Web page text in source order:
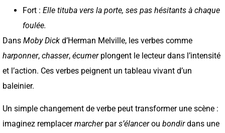
Fort : Elle tituba vers la porte, ses pas hésitants à chaque
foulée.
Dans Moby Dick d’Herman Melville, les verbes comme
harponner, chasser, écumerplongent le lecteur dans l’intensité
et l’action. Ces verbes peignent un tableau vivant d’un
baleinier.
Un simple changement de verbe peut transformer une scène :
imaginez remplacermarcherpars’élancerou bondirdans une